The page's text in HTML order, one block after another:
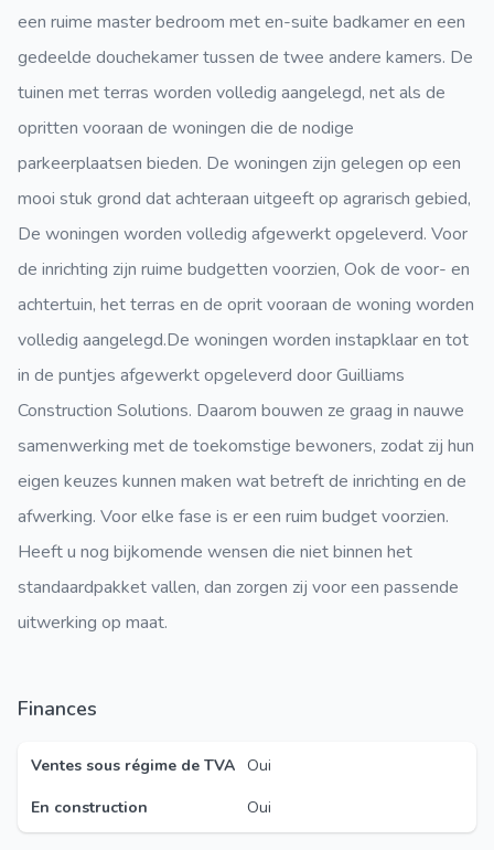
een ruime master bedroom met en-suite badkamer en een
gedeelde douchekamer tussen de twee andere kamers. De
tuinen met terras worden volledig aangelegd, net als de
opritten vooraan de woningen die de nodige
parkeerplaatsen bieden. De woningen zijn gelegen op een
mooi stuk grond dat achteraan uitgeeft op agrarisch gebied,
De woningen worden volledig afgewerkt opgeleverd. Voor
de inrichting zijn ruime budgetten voorzien, Ook de voor- en
achtertuin, het terras en de oprit vooraan de woning worden
volledig aangelegd.De woningen worden instapklaar en tot
in de puntjes afgewerkt opgeleverd door Guilliams
Construction Solutions. Daarom bouwen ze graag in nauwe
samenwerking met de toekomstige bewoners, zodat zij hun
eigen keuzes kunnen maken wat betreft de inrichting en de
afwerking. Voor elke fase is er een ruim budget voorzien.
Heeft u nog bijkomende wensen die niet binnen het
standaardpakket vallen, dan zorgen zij voor een passende
uitwerking op maat.
Finances
Ventes sous régime de TVA Oui
En construction
Oui